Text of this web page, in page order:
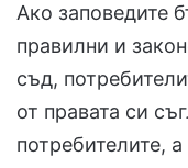
Ако заповедите
правилни и
съд,
от правата си
потребителите,